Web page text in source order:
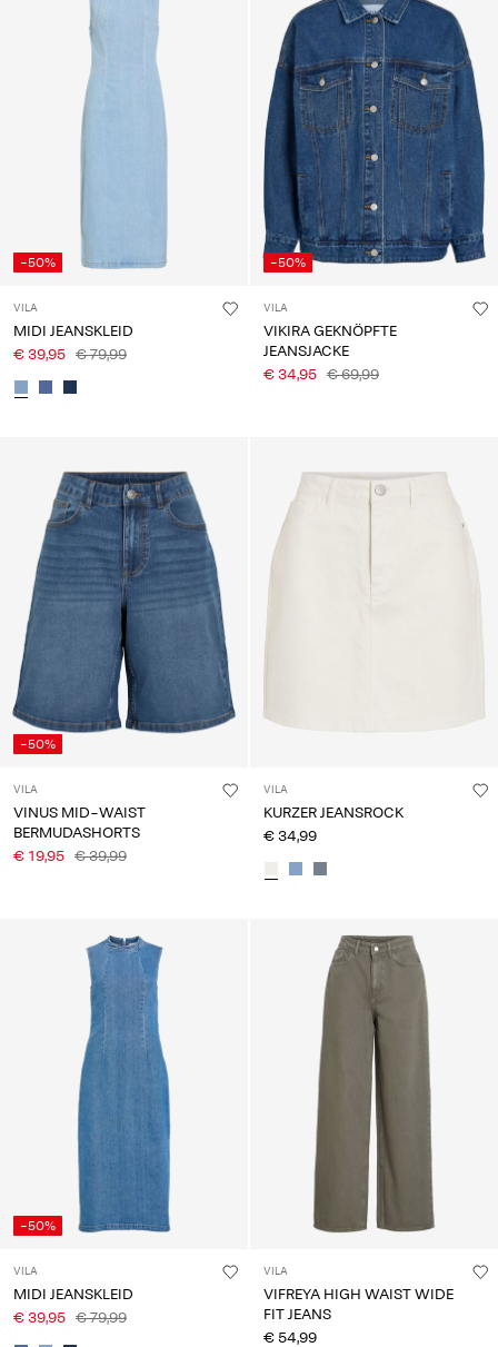
-50%
VILA
MIDI JEANSKLEID
€ 39,95 € 79,99
-50%
VILA
VIKIRA GEKNÖPFTE
JEANSJACKE
€ 34,95 € 69,99
-50%
VILA
VINUS MID-WAIST
BERMUDASHORTS
€ 19,95 € 39,99
VILA
KURZER JEANSROCK
€ 34,99
-50%
VILA
MIDI JEANSKLEID
€ 39,95 € 79,99
VILA
VIFREYA HIGH WAIST WIDE
FIT JEANS
€ 54,99